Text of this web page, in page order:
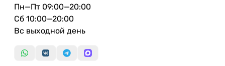
Пн—Пт 09:00—20:00
Сб 10:00—20:00
Вс выходной день